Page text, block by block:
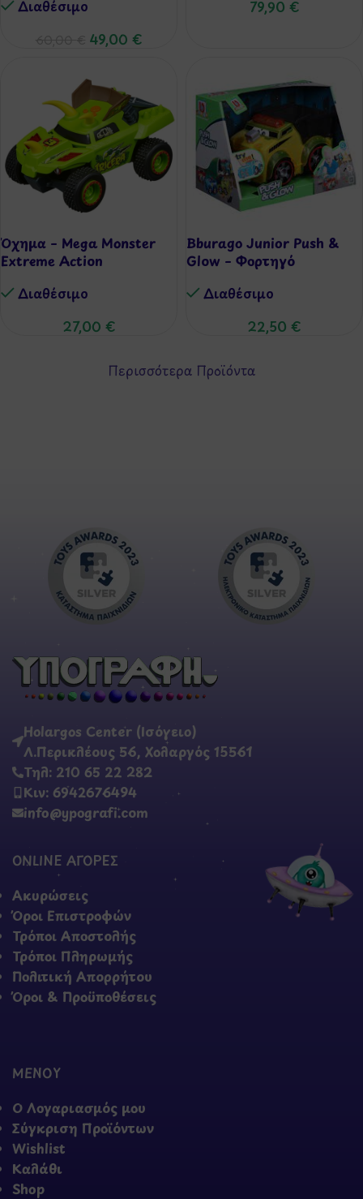
Διαθέσιμo
49,00 €
79,90 €
Όχημα – Mega Monster
Extreme Action
Διαθέσιμo
27,00 €
Bburago Junior Push &
Glow – Φορτηγό
Διαθέσιμo
22,50 €
Περισσότερα Προϊόντα
Holargos Center (Ισόγειο)
Λ.Περικλέους 56, Χολαργός 15561
Τηλ: 210 65 22 282
Κιν: 6942676494
info@ypografi.com
ONLINE ΑΓΟΡΕΣ
Ακυρώσεις
Όροι Επιστροφών
Τρόποι Αποστολής
Τρόποι Πληρωμής
Πολιτική Απορρήτου
Όροι & Προϋποθέσεις
ΜΕΝΟΥ
Ο Λογαριασμός μου
Σύγκριση Προϊόντων
Wishlist
Καλάθι
Shop